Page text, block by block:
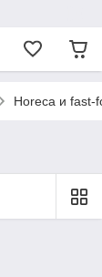
Horeca и fast-